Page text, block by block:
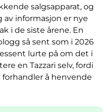
salgsapparat, og
informasjon er nye
i de siste årene. En
så sent som i 2026
lurte på om det i
en Tazzari selv, fordi
å henvende